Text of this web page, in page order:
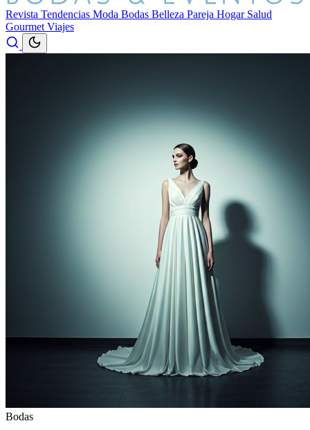
Revista Tendencias Moda Bodas Belleza Pareja Hogar Salud
Gourmet Viajes
Bodas